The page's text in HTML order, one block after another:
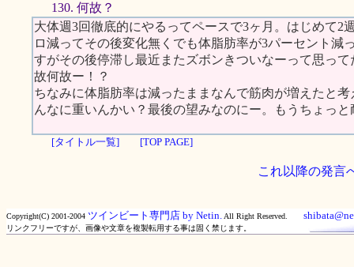
130. 何故？
大体週3回徹底的にやるってペースで3ヶ月。はじめて2
ロ減ってその後変化無くでも体脂肪率が3パーセント減
すがその後停滞し最近またズボンきついなーって思っ
故何故ー！？
ちなみに体脂肪率は減ったままなんで筋肉が増えたと
んなに重いんかい？最後の望みなのにー。もうちょっ
[タイトル一覧] [TOP PAGE]
これ以降の発言
Copyright(C) 2001-2004 ツインビート専門店 by Netin. All Right Reserved.
リンクフリーですが、画像や文章を複製転用する事は固く禁じます。